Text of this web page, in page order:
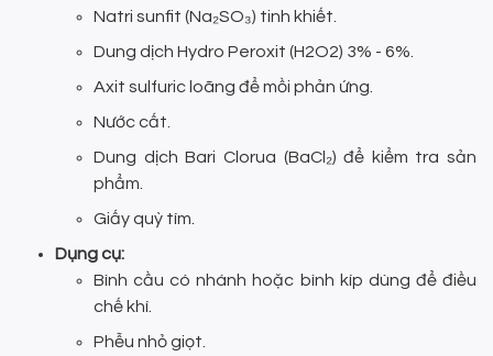
Natri sunfit (Na₂SO₃) tinh khiết.
Dung dịch Hydro Peroxit (H2O2) 3% - 6%.
Axit sulfuric loãng để mồi phản ứng.
Nước cất.
Dung dịch Bari Clorua (BaCl₂) để kiểm tra sản
phẩm.
Giấy quỳ tím.
Dụng cụ:
Bình cầu có nhánh hoặc bình kíp dùng để điều
chế khí.
Phễu nhỏ giọt.